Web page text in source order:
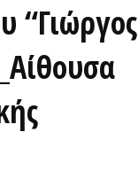
“Γιώργος